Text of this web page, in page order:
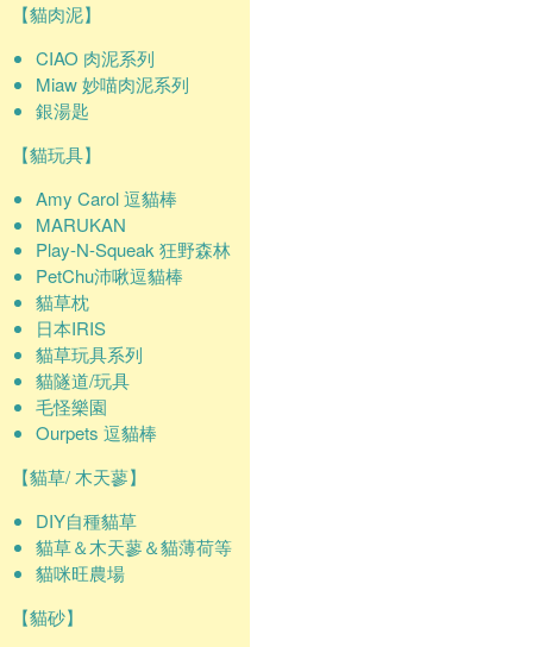
【貓肉泥】
CIAO 肉泥系列
Miaw 妙喵肉泥系列
銀湯匙
【貓玩具】
Amy Carol 逗貓棒
MARUKAN
Play-N-Squeak 狂野森林
PetChu沛啾逗貓棒
貓草枕
日本IRIS
貓草玩具系列
貓隧道/玩具
毛怪樂園
Ourpets 逗貓棒
【貓草/ 木天蓼】
DIY自種貓草
貓草＆木天蓼＆貓薄荷等
貓咪旺農場
【貓砂】